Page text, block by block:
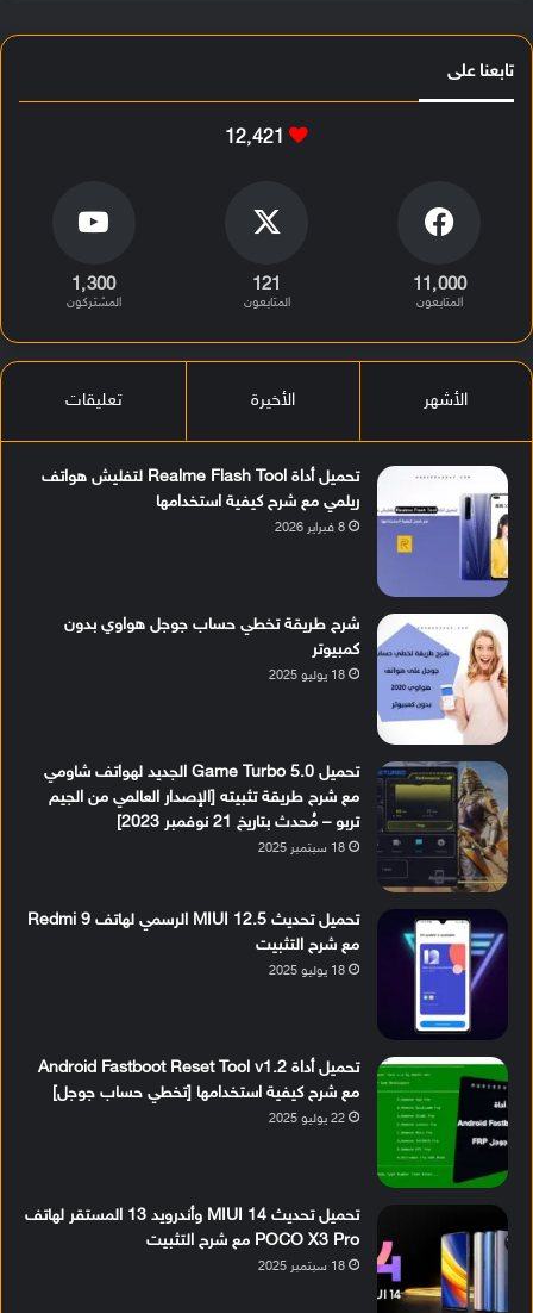
تابعنا على
12٬421
11٬000
المتابعون
121
المتابعون
1٬300
المشتركون
الأشهر الأخيرة تعليقات
تحميل أداة Realme Flash Tool لتفليش هواتف
ريلمي مع شرح كيفية استخدامها
8 فبراير 2026
شرح طريقة تخطي حساب جوجل هواوي بدون
كمبيوتر
18 يوليو 2025
تحميل Game Turbo 5.0 الجديد لهواتف شاومي
مع شرح طريقة تثبيته [الإصدار العالمي من الجيم
تربو – مُحدث بتاريخ 21 نوفمبر 2023]
18 سبتمبر 2025
تحميل تحديث MIUI 12.5 الرسمي لهاتف Redmi 9
مع شرح التثبيت
18 يوليو 2025
تحميل أداة Android Fastboot Reset Tool v1.2
مع شرح كيفية استخدامها [تخطي حساب جوجل]
22 يوليو 2025
تحميل تحديث MIUI 14 وأندرويد 13 المستقر لهاتف
POCO X3 Pro مع شرح التثبيت
18 سبتمبر 2025